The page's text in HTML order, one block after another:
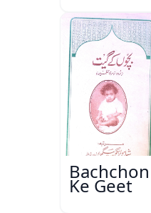
Bachchon
Ke Geet